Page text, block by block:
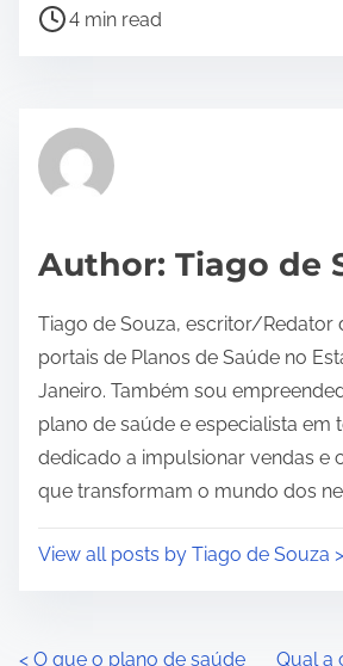
P
r
e
t
i
e
4 min read
Author: Tiago de
Tiago de Souza, escritor/Redator
portais de Planos de Saúde no
Janeiro. Também sou
plano de saúde e especialista em
dedicado a impulsionar vendas e
que transformam o mundo dos
View all posts by Tiago de Souza >
< O que o plano de saúde
Qual a